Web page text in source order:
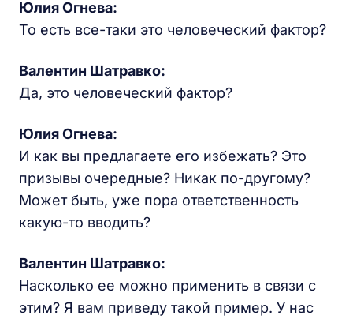
Юлия Огнева:
То есть все-таки это человеческий фактор?
Валентин Шатравко:
Да, это человеческий фактор?
Юлия Огнева:
И как вы предлагаете его избежать? Это
призывы очередные? Никак по-другому?
Может быть, уже пора ответственность
какую-то вводить?
Валентин Шатравко:
Насколько ее можно применить в связи с
этим? Я вам приведу такой пример. У нас